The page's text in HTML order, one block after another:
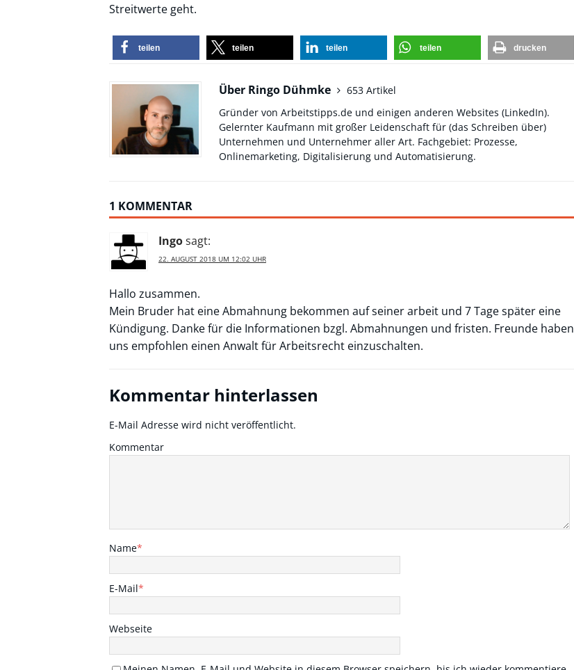
Streitwerte geht.
teilen teilen teilen teilen drucken
Über Ringo Dühmke
653 Artikel
Gründer von Arbeitstipps.de und einigen anderen Websites (LinkedIn).
Gelernter Kaufmann mit großer Leidenschaft für (das Schreiben über)
Unternehmen und Unternehmer aller Art. Fachgebiet: Prozesse,
Onlinemarketing, Digitalisierung und Automatisierung.
1 KOMMENTAR
Ingosagt:
22. AUGUST 2018 UM 12:02 UHR
Hallo zusammen.
Mein Bruder hat eine Abmahnung bekommen auf seiner arbeit und 7 Tage später eine
Kündigung. Danke für die Informationen bzgl. Abmahnungen und fristen. Freunde haben
uns empfohlen einen Anwalt für Arbeitsrecht einzuschalten.
Kommentar hinterlassen
E-Mail Adresse wird nicht veröffentlicht.
Kommentar
Name*
E-Mail*
Webseite